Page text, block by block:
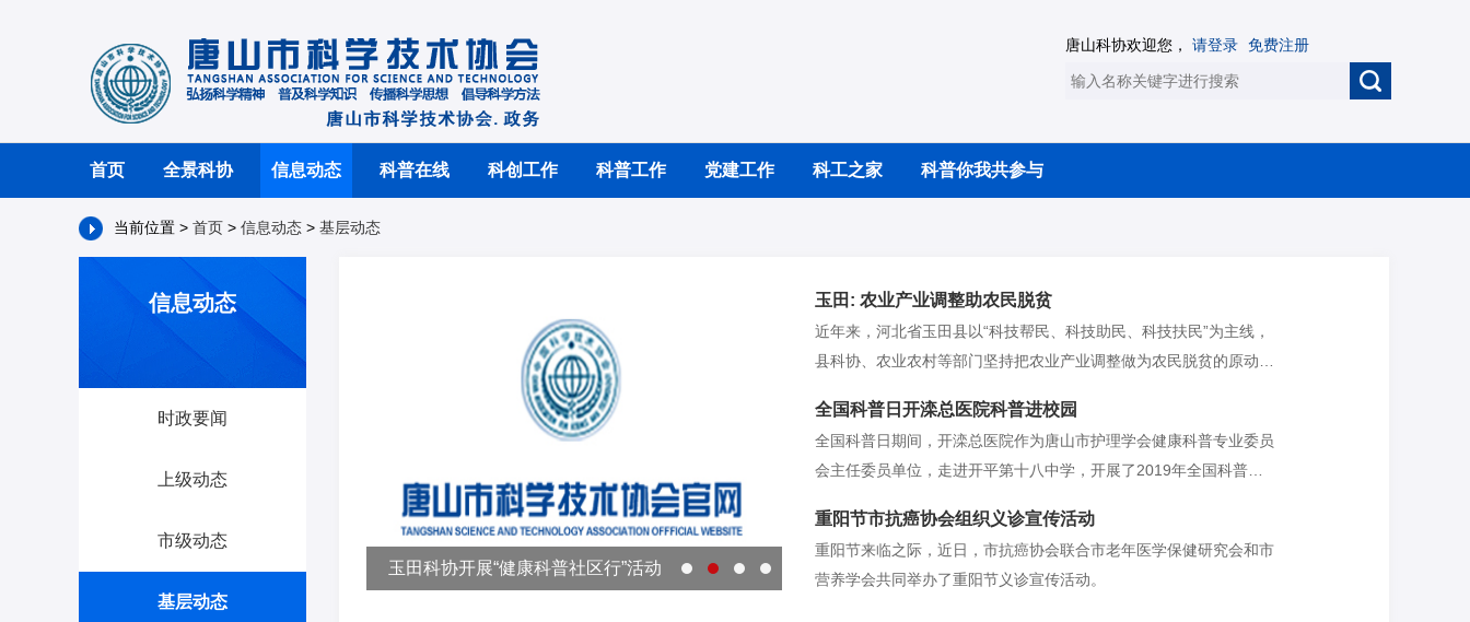
唐山科协欢迎您， 请登录 免费注册
首页 全景科协 信息动态 科普在线 科创工作 科普工作 党建工作 科工之家 科普你我共参与
当前位置 > 首页 > 信息动态 > 基层动态
信息动态
时政要闻
上级动态
市级动态
基层动态
玉田科协开展“健康科普社区行”活动
玉田: 农业产业调整助农民脱贫
近年来，河北省玉田县以“科技帮民、科技助民、科技扶民”为主线，
县科协、农业农村等部门坚持把农业产业调整做为农民脱贫的原动
困户+市场”、扶贫基地（农场）、订单农产品等多种形式，极大地促
进了美丽乡村的健康发展，有效地使贫困户增了收脱了贫。
全国科普日开滦总医院科普进校园
全国科普日期间，开滦总医院作为唐山市护理学会健康科普专业委员
会主任委员单位，走进开平第十八中学，开展了2019年全国科普日
站。
重阳节市抗癌协会组织义诊宣传活动
重阳节来临之际，近日，市抗癌协会联合市老年医学保健研究会和市
营养学会共同举办了重阳节义诊宣传活动。